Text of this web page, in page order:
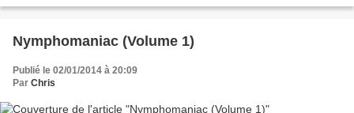
Nymphomaniac (Volume 1)
Publié le 02/01/2014 à 20:09
Par Chris